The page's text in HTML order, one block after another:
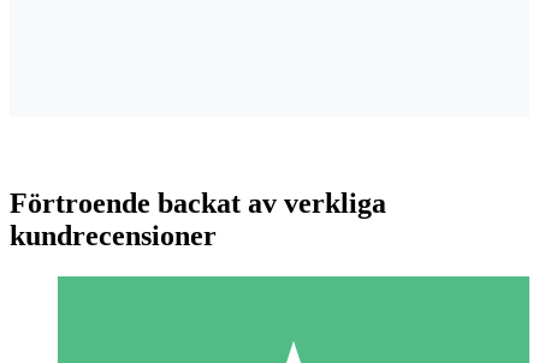
Förtroende backat av verkliga
kundrecensioner